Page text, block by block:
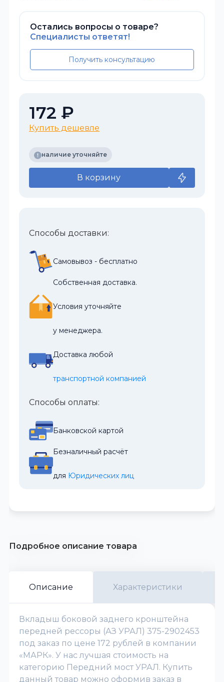
Остались вопросы о товаре?
Специалисты ответят!
Получить консультацию
172 ₽
Купить дешевле
наличие уточняйте
В корзину
Способы доставки:
Самовывоз - бесплатно
Собственная доставка.
Условия уточняйте
у менеджера.
Доставка любой
транспортной компанией
Способы оплаты:
Банковской картой
Безналичный расчёт
для Юридических лиц
Подробное описание товара
Описание Характеристики
Вкладыш боковой заднего кронштейна
передней рессоры (АЗ УРАЛ) 375-2902453
под заказ по цене 172 рублей в компании
«МАРК». У нас лучшая стоимость на
категорию Передний мост УРАЛ. Купить
данный товар можно оформив заказ в